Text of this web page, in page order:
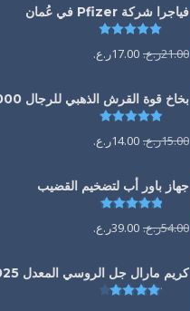
فياجرا شركة Pfizer في عُمان
21.00ر.ع. 17.00ر.ع.
بخاخ قوة القرش الذهبي للرجال 48000
تم التقييم
15.00ر.ع. 14.00ر.ع.
جهاز باور أب لتضخيم القضيب
تم التقييم
54.00ر.ع. 39.00ر.ع.
كريم مارال جل الروسي المعدل 2025
تم التقييم